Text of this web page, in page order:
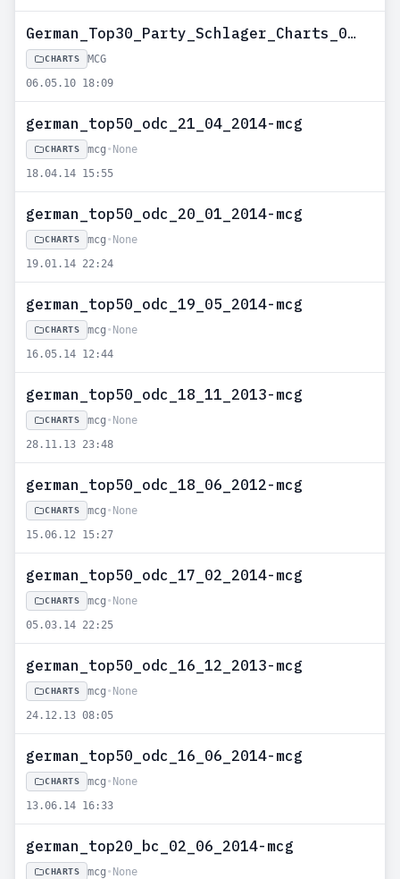
German_Top30_Party_Schlager_Charts_03_05_2010-MCG
CHARTS
MCG
06.05.10 18:09
german_top50_odc_21_04_2014-mcg
CHARTS mcg • None
18.04.14 15:55
german_top50_odc_20_01_2014-mcg
CHARTS mcg • None
19.01.14 22:24
german_top50_odc_19_05_2014-mcg
CHARTS mcg • None
16.05.14 12:44
german_top50_odc_18_11_2013-mcg
CHARTS mcg • None
28.11.13 23:48
german_top50_odc_18_06_2012-mcg
CHARTS mcg • None
15.06.12 15:27
german_top50_odc_17_02_2014-mcg
CHARTS mcg • None
05.03.14 22:25
german_top50_odc_16_12_2013-mcg
CHARTS mcg • None
24.12.13 08:05
german_top50_odc_16_06_2014-mcg
CHARTS mcg • None
13.06.14 16:33
german_top20_bc_02_06_2014-mcg
CHARTS mcg • None